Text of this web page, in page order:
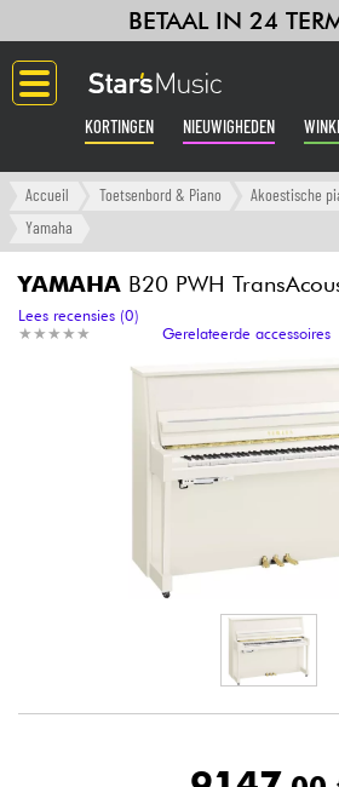
BETAAL IN 24
KORTINGEN NIEUWIGHEDEN
Langue
Versterker & Effecten
Toetsenbord & Piano
Synths & samplers
Hoofdtelefoon
Accueil Toetsenbord & Piano Akoestische
Yamaha
YAMAHA B20 PWH
★ ★ ★ ★ ★
★ ★ ★ ★ ★
Lees recensies (0)
Gerelateerde accessoires